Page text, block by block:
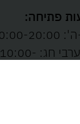
פתיחה:
20:00
ו' וערבי חג: 10:00-